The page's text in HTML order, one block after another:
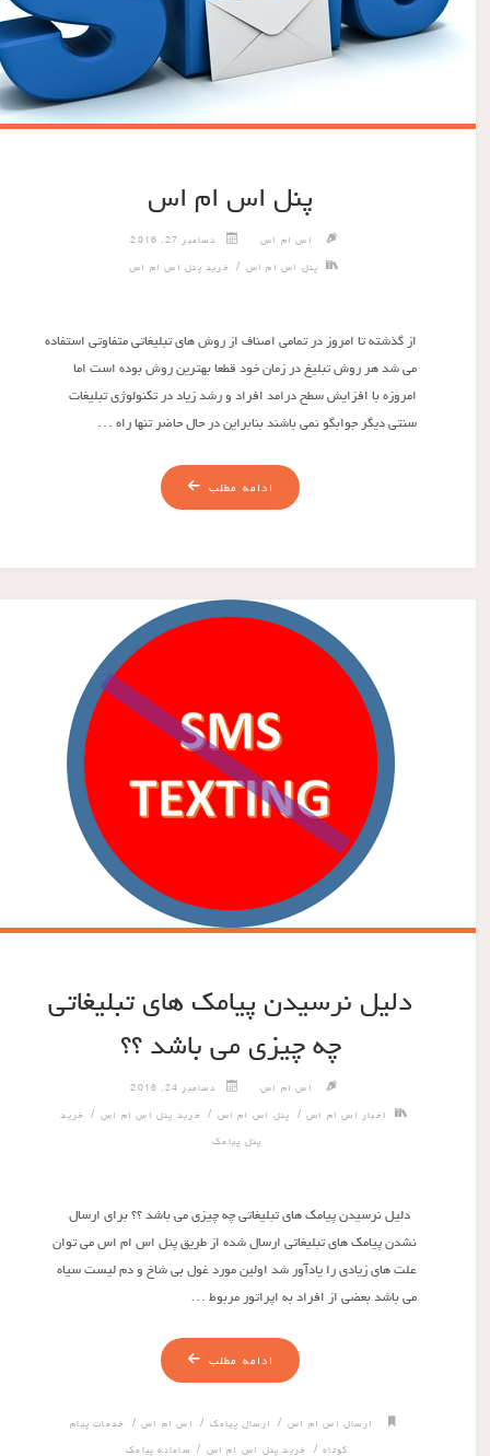
پنل اس ام اس
اس ام اس دسامبر 27, 2016
پنل اس ام اس/ خرید پنل اس ام اس
از گذشته تا امروز در تمامی اصناف از روش های تبلیغاتی متفاوتی استفاده
می شد هر روش تبلیغ در زمان خود قطعا بهترین روش بوده است اما
امروزه با افزایش سطح درامد افراد و رشد زیاد در تکنولوژی تبلیغات
سنتی دیگر جوابگو نمی باشند بنابراین در حال حاضر تنها راه …
ادامه مطلب
دلیل نرسیدن پیامک های تبلیغاتی
چه چیزی می باشد ؟؟
اس ام اس دسامبر 24, 2016
اخبار اس ام اس / پنل اس ام اس/ خرید پنل اس ام اس/ خرید
پنل پیامک
دلیل نرسیدن پیامک های تبلیغاتی چه چیزی می باشد ؟؟ برای ارسال
نشدن پیامک های تبلیغاتی ارسال شده از طریق پنل اس ام اس می توان
علت های زیادی را یادآور شد اولین مورد غول بی شاخ و دم لیست سیاه
می باشد بعضی از افراد به اپراتور مربوط …
ادامه مطلب
ارسال اس ام اس/ ارسال پیامک/ اس ام اس / خدمات پیام
کوتاه/ خرید پنل اس ام اس/ سامانه پیامک